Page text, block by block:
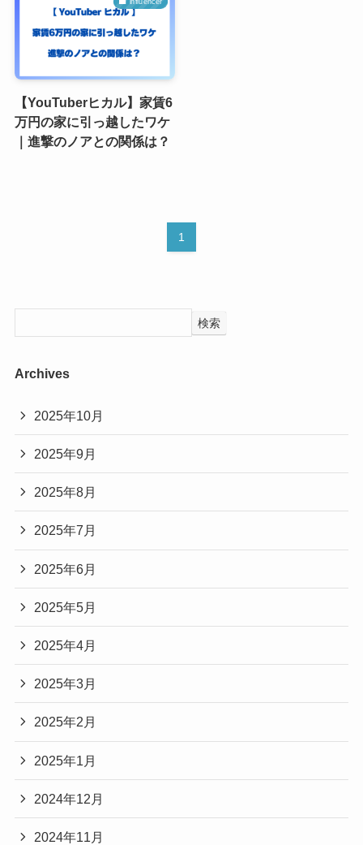
【YouTuberヒカル】家賃6
万円の家に引っ越したワケ
｜進撃のノアとの関係は？
1
検索
Archives
2025年10月
2025年9月
2025年8月
2025年7月
2025年6月
2025年5月
2025年4月
2025年3月
2025年2月
2025年1月
2024年12月
2024年11月